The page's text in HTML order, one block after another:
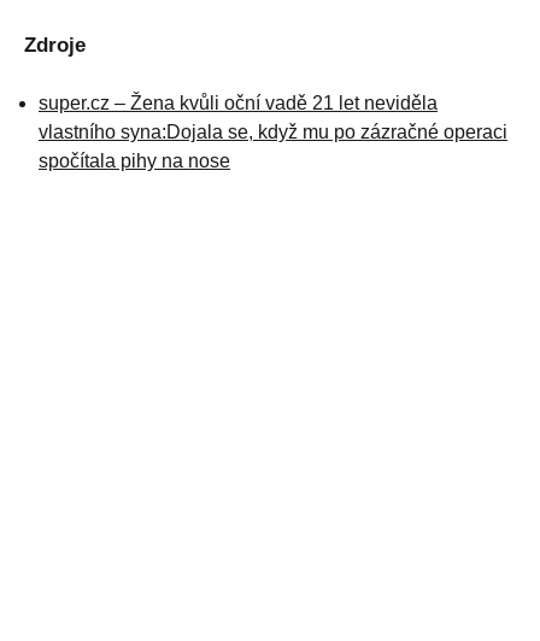
Zdroje
super.cz – Žena kvůli oční vadě 21 let neviděla
vlastního syna:Dojala se, když mu po zázračné operaci
spočítala pihy na nose